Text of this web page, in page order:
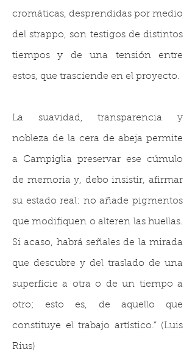
cromáticas, desprendidas por medio
del strappo, son testigos de distintos
tiempos y de una tensión entre
estos, que trasciende en el proyecto.
La suavidad, transparencia y
nobleza de la cera de abeja permite
a Campiglia preservar ese cúmulo
de memoria y, debo insistir, afirmar
su estado real: no añade pigmentos
que modifiquen o alteren las huellas.
Si acaso, habrá señales de la mirada
que descubre y del traslado de una
superficie a otra o de un tiempo a
otro; esto es, de aquello que
constituye el trabajo artístico.” (Luis
Rius)